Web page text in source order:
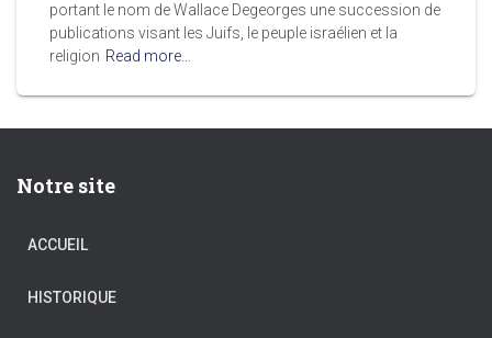
portant le nom de Wallace Degeorges une succession de
publications visant les Juifs, le peuple israélien et la
religion Read more…
Notre site
ACCUEIL
HISTORIQUE